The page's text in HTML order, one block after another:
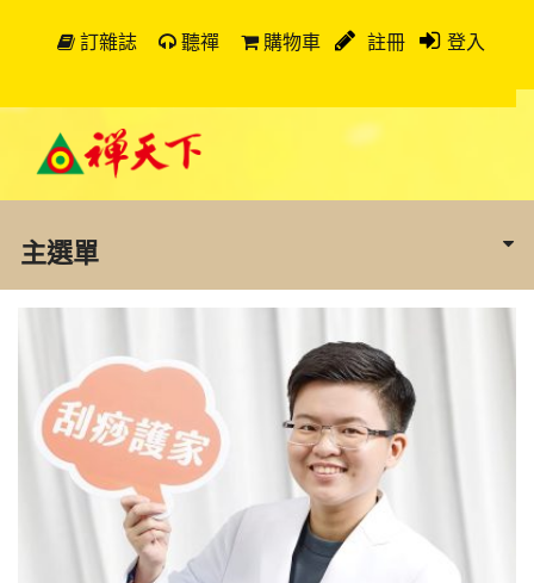
訂雜誌 聽禪 購物車 註冊 登入
主選單